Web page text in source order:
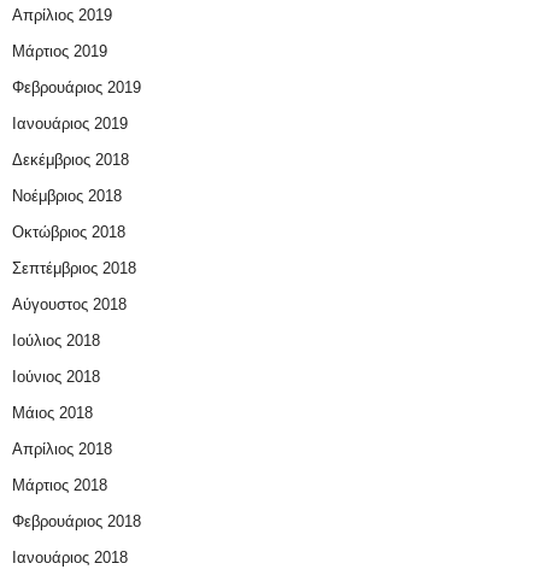
Απρίλιος 2019
Μάρτιος 2019
Φεβρουάριος 2019
Ιανουάριος 2019
Δεκέμβριος 2018
Νοέμβριος 2018
Οκτώβριος 2018
Σεπτέμβριος 2018
Αύγουστος 2018
Ιούλιος 2018
Ιούνιος 2018
Μάιος 2018
Απρίλιος 2018
Μάρτιος 2018
Φεβρουάριος 2018
Ιανουάριος 2018